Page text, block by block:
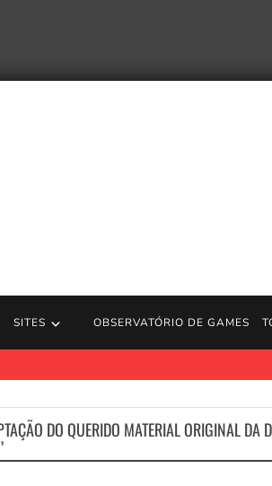
SITES OBSERVATÓRIO DE GAMES
DO QUERIDO MATERIAL ORIGINAL DA